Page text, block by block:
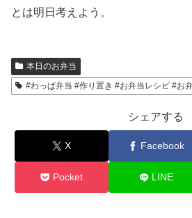
とは明日考えよう。
本日のお弁当
#わっぱ弁当 #作り置き #お弁当レシピ #お
シェアする
X Facebook
Pocket LINE